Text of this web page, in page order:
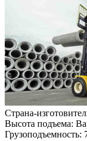
Страна-
Высота подъема:
Грузоподъемность: